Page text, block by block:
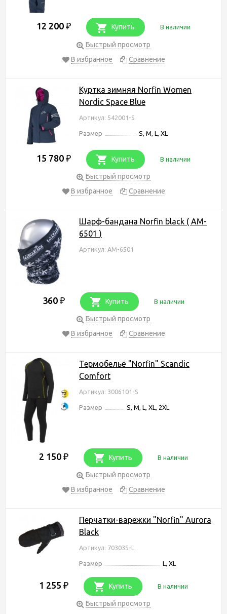
12 200 ₽ Купить В наличии
Быстрый просмотр
В избранное
Сравнение
Куртка зимняя Norfin Women
Nordic Space Blue
Артикул: 542001-S
Размер S, M, L, XL
15 780 ₽ Купить В наличии
Быстрый просмотр
В избранное
Сравнение
Шарф-бандана Norfin black ( AM-
6501 )
Артикул: AM-6501
360 ₽ Купить В наличии
Быстрый просмотр
В избранное
Сравнение
Термобельё "Norfin" Scandic
Comfort
Артикул: 3006101-S
Размер S, M, L, XL, 2XL
2 150 ₽ Купить В наличии
Быстрый просмотр
В избранное
Сравнение
Перчатки-варежки "Norfin" Aurora
Black
Артикул: 703035-L
Размер L, XL
1 255 ₽ Купить В наличии
Быстрый просмотр